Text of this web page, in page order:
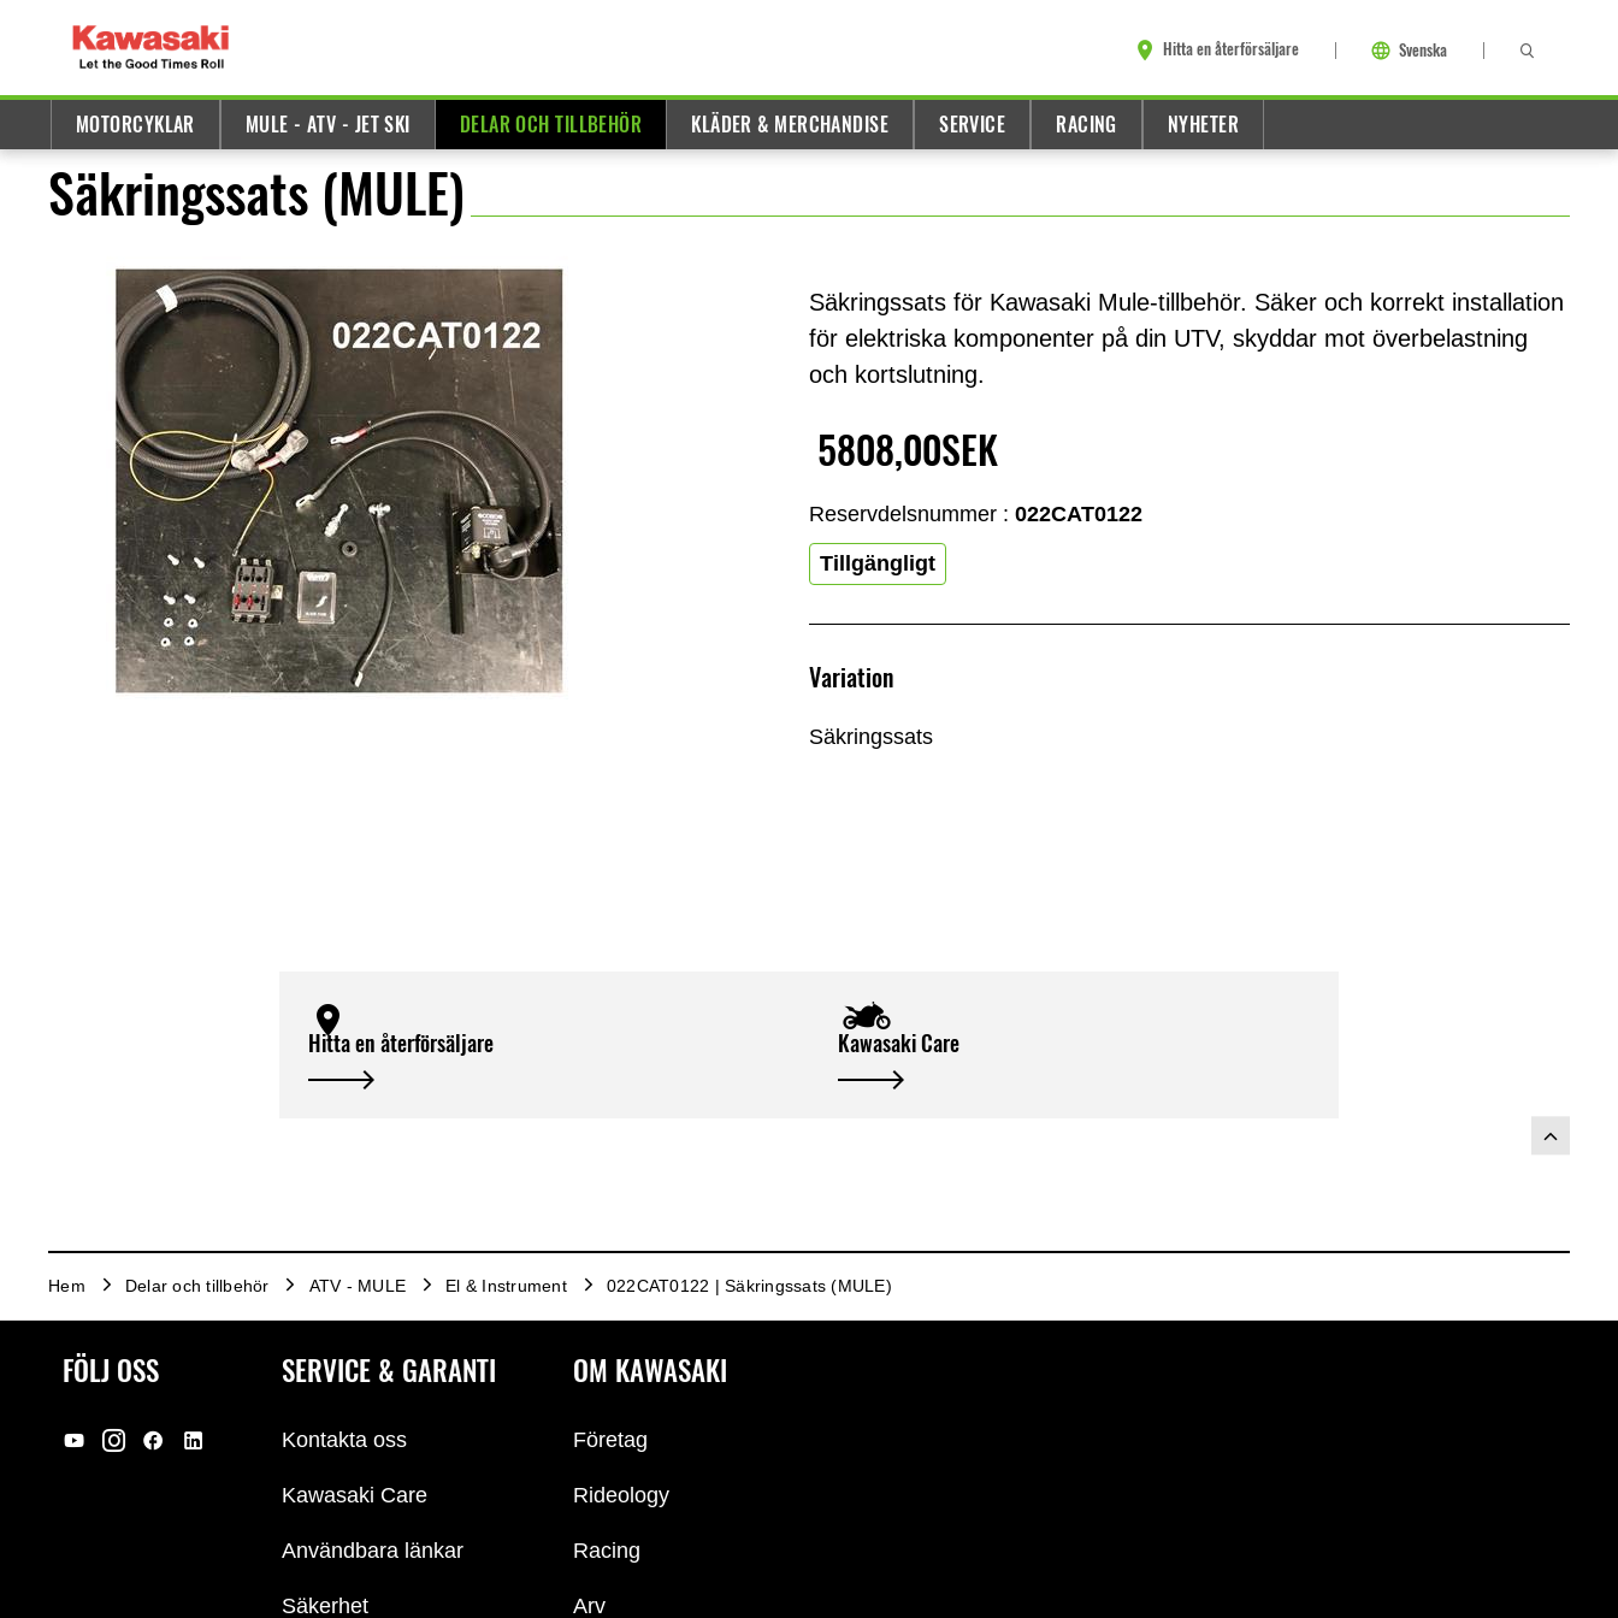
Hitta en återförsäljare Svenska
MOTORCYKLAR MULE - ATV - JET SKI DELAR OCH TILLBEHÖR KLÄDER & MERCHANDISE SERVICE RACING NYHETER
Säkringssats (MULE)
Säkringssats för Kawasaki Mule-tillbehör. Säker och korrekt installation
för elektriska komponenter på din UTV, skyddar mot överbelastning
och kortslutning.
5808,00SEK
Reservdelsnummer : 022CAT0122
Tillgängligt
Variation
Säkringssats
Hitta en återförsäljare Kawasaki Care
Hem Delar och tillbehör ATV - MULE El & Instrument 022CAT0122 | Säkringssats (MULE)
FÖLJ OSS SERVICE & GARANTI
Kontakta oss
Kawasaki Care
Användbara länkar
Säkerhet
OM KAWASAKI
Företag
Rideology
Racing
Arv